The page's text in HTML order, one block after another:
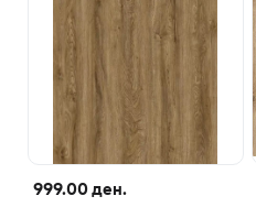
999.00 ден.